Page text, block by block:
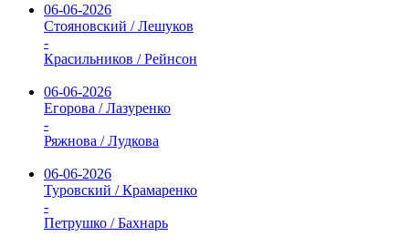
06-06-2026
Стояновский / Лешуков
-
Красильников / Рейнсон
06-06-2026
Егорова / Лазуренко
-
Ряжнова / Лудкова
06-06-2026
Туровский / Крамаренко
-
Петрушко / Бахнарь